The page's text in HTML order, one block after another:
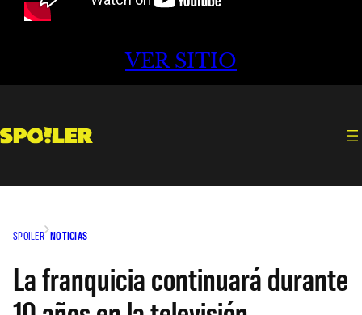
VER SITIO
SPOILER NOTICIAS
La franquicia continuará durante